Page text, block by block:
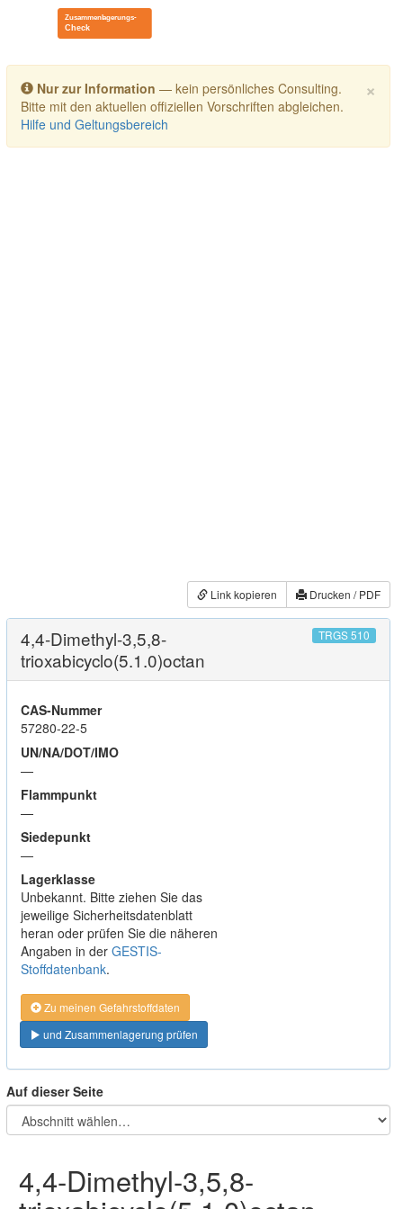
Toggle navigation
×
Nur zur Information — kein persönliches Consulting.
Bitte mit den aktuellen offiziellen Vorschriften abgleichen.
Hilfe und Geltungsbereich
Link kopieren Drucken / PDF
4,4-Dimethyl-3,5,8-
trioxabicyclo(5.1.0)octan
TRGS 510
CAS-Nummer
57280-22-5
UN/NA/DOT/IMO
—
Flammpunkt
—
Siedepunkt
—
Lagerklasse
Unbekannt. Bitte ziehen Sie das
jeweilige Sicherheitsdatenblatt
heran oder prüfen Sie die näheren
Angaben in der GESTIS-
Stoffdatenbank.
Zu meinen Gefahrstoffdaten
und Zusammenlagerung prüfen
Auf dieser Seite
4,4-Dimethyl-3,5,8-